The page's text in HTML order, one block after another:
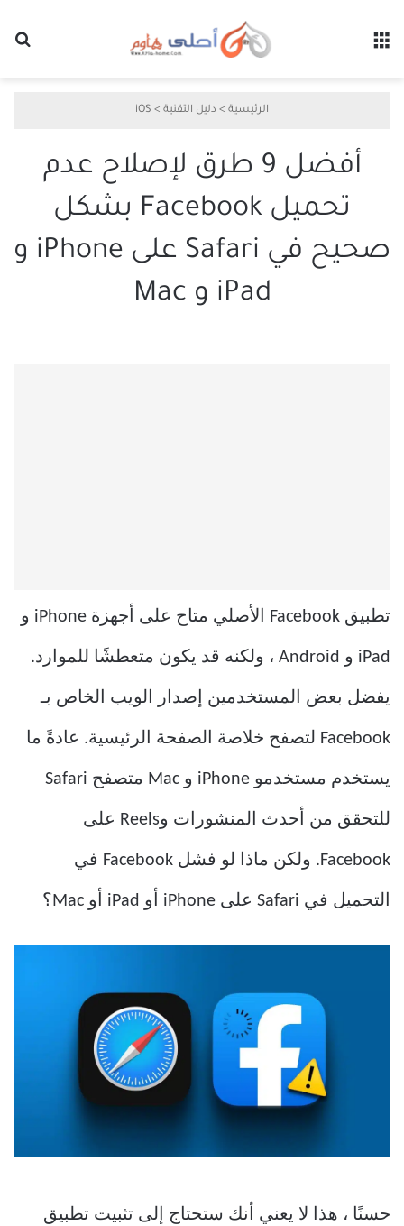
الرئيسية > دليل التقنية >
iOS
أفضل 9 طرق لإصلاح عدم
تحميل Facebook بشكل
صحيح في Safari على iPhone و
iPad و Mac
تطبيق Facebook الأصلي متاح على أجهزة iPhone و
iPad و Android ، ولكنه قد يكون متعطشًا للموارد.
يفضل بعض المستخدمين إصدار الويب الخاص بـ
Facebook لتصفح خلاصة الصفحة الرئيسية. عادةً ما
يستخدم مستخدمو iPhone و Mac متصفح Safari
للتحقق من أحدث المنشورات وReels على
Facebook. ولكن ماذا لو فشل Facebook في
التحميل في Safari على iPhone أو iPad أو Mac؟
حسنًا ، هذا لا يعني أنك ستحتاج إلى تثبيت تطبيق